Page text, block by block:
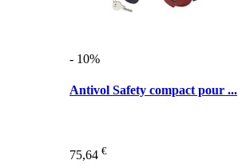
- 10%
Antivol Safety compact pour ...
75,64 €